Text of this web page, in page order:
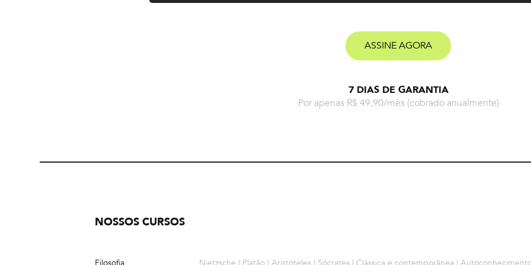
ASSINE AGORA
7 DIAS DE GARANTIA
Por apenas R$ 49,90/mês (cobrado anualmente)
NOSSOS CURSOS